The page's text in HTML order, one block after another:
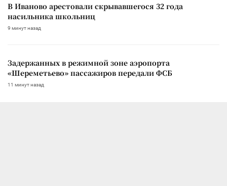
В Иваново арестовали скрывавшегося 32 года
насильника школьниц
9 минут назад
Задержанных в режимной зоне аэропорта
«Шереметьево» пассажиров передали ФСБ
11 минут назад